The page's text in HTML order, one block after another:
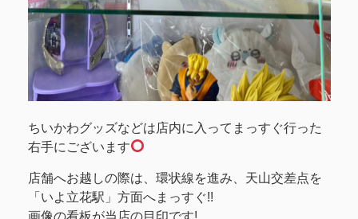
ちいかわグッズなどは店内に入ってまっすぐ行った
右手にございます
店舗へお越しの際は、環状線を進み、天山交差点を
「いよ立花駅」方面へまっすぐ!!
画像の看板が当店の目印です!